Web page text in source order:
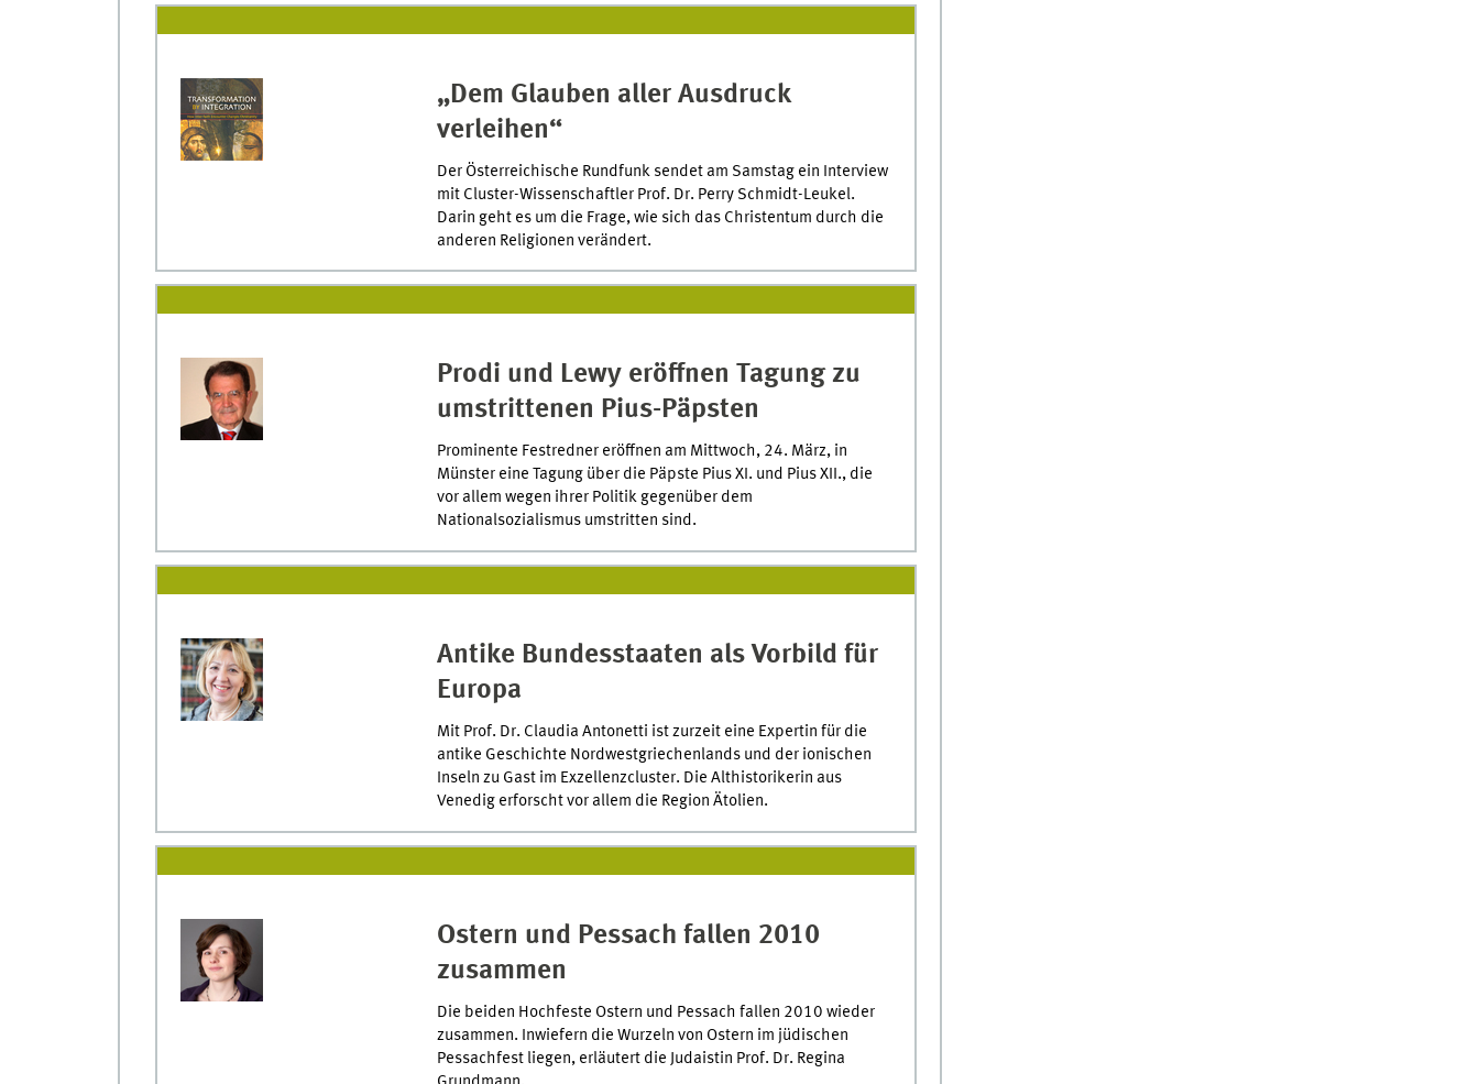
„Dem Glauben aller Ausdruck
verleihen“
Der Österreichische Rundfunk sendet am Samstag ein Interview
mit Cluster-Wissenschaftler Prof. Dr. Perry Schmidt-Leukel.
Darin geht es um die Frage, wie sich das Christentum durch die
anderen Religionen verändert.
Prodi und Lewy eröffnen Tagung zu
umstrittenen Pius-Päpsten
Prominente Festredner eröffnen am Mittwoch, 24. März, in
Münster eine Tagung über die Päpste Pius XI. und Pius XII., die
vor allem wegen ihrer Politik gegenüber dem
Nationalsozialismus umstritten sind.
Antike Bundesstaaten als Vorbild für
Europa
Mit Prof. Dr. Claudia Antonetti ist zurzeit eine Expertin für die
antike Geschichte Nordwestgriechenlands und der ionischen
Inseln zu Gast im Exzellenzcluster. Die Althistorikerin aus
Venedig erforscht vor allem die Region Ätolien.
Ostern und Pessach fallen 2010
zusammen
Die beiden Hochfeste Ostern und Pessach fallen 2010 wieder
zusammen. Inwiefern die Wurzeln von Ostern im jüdischen
Pessachfest liegen, erläutert die Judaistin Prof. Dr. Regina